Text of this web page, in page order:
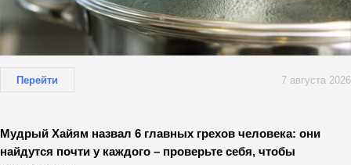
Перейти 7 августа 2026
Мудрый Хайям назвал 6 главных грехов человека: они
найдутся почти у каждого – проверьте себя, чтобы